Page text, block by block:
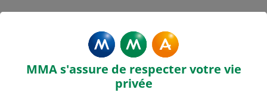
Mentions légales - MMA
REMOULINS
MMA s'assure de respecter votre vie
privée